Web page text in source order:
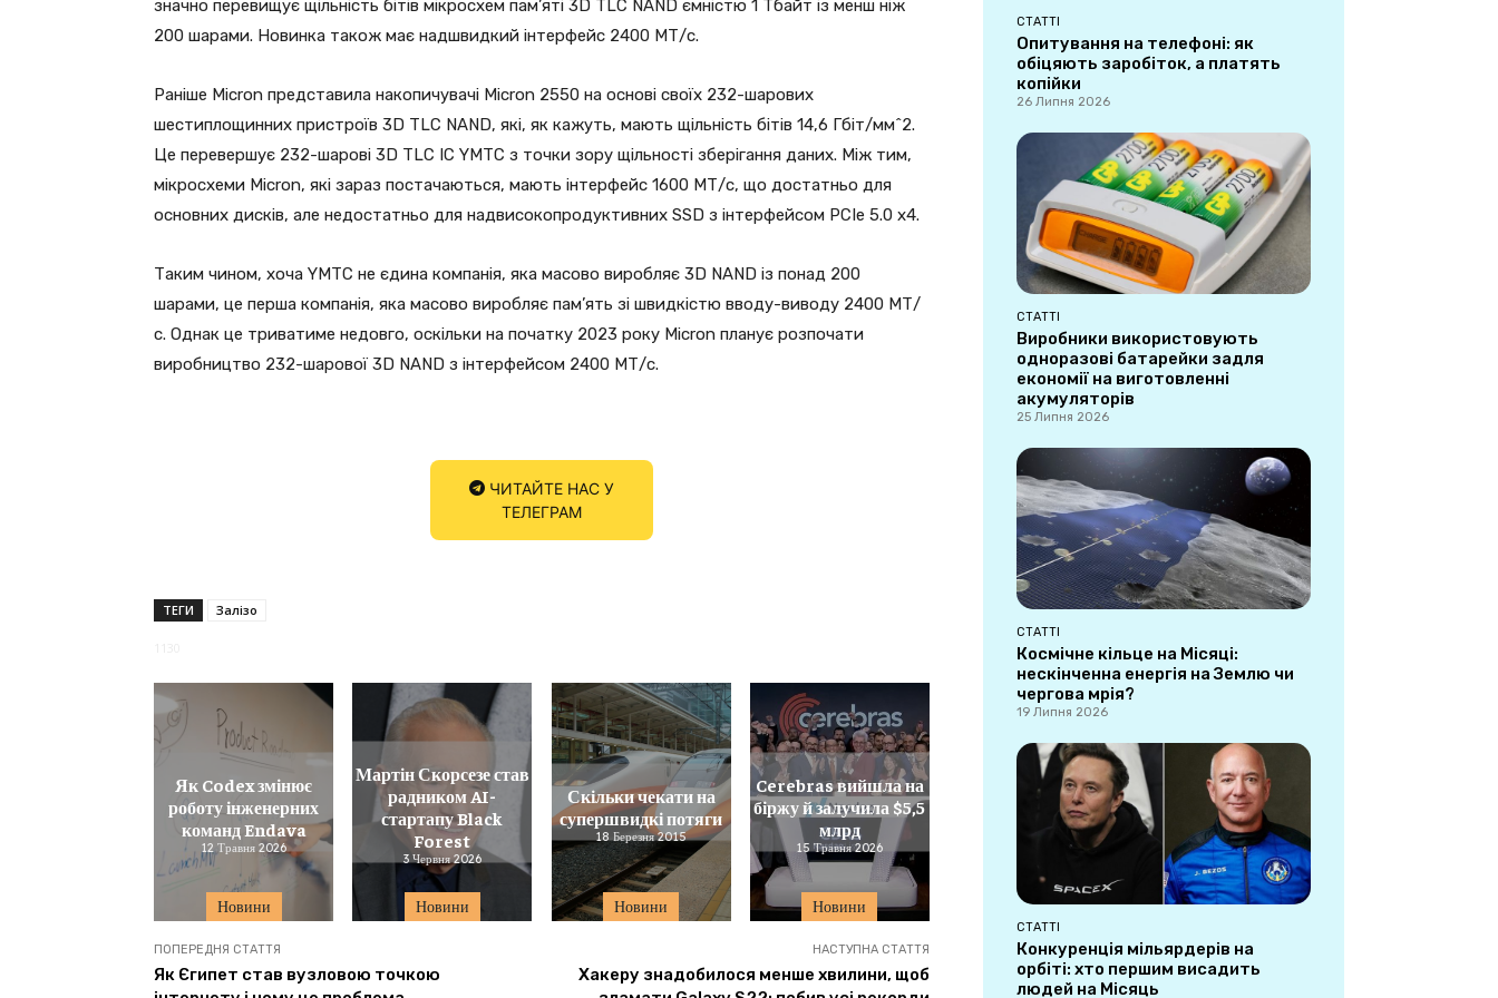
значно перевищує щільність бітів мікросхем пам’яті 3D TLC NAND ємністю 1 Тбайт із менш ніж
200 шарами. Новинка також має надшвидкий інтерфейс 2400 МТ/с.
Раніше Micron представила накопичувачі Micron 2550 на основі своїх 232-шарових
шестиплощинних пристроїв 3D TLC NAND, які, як кажуть, мають щільність бітів 14,6 Гбіт/мм^2.
Це перевершує 232-шарові 3D TLC IC YMTC з точки зору щільності зберігання даних. Між тим,
мікросхеми Micron, які зараз постачаються, мають інтерфейс 1600 МТ/с, що достатньо для
основних дисків, але недостатньо для надвисокопродуктивних SSD з інтерфейсом PCIe 5.0 x4.
Таким чином, хоча YMTC не єдина компанія, яка масово виробляє 3D NAND із понад 200
шарами, це перша компанія, яка масово виробляє пам’ять зі швидкістю вводу-виводу 2400 МТ/
с. Однак це триватиме недовго, оскільки на початку 2023 року Micron планує розпочати
виробництво 232-шарової 3D NAND з інтерфейсом 2400 МТ/с.
ЧИТАЙТЕ НАС У
ТЕЛЕГРАМ
ТЕГИ Залізо
Новини
Як Codex змінює
роботу інженерних
команд Endava
12 Травня 2026
Новини
Мартін Скорсезе став
радником AI-
стартапу Black
Forest
3 Червня 2026
Новини
Скільки чекати на
супершвидкі потяги
18 Березня 2015
Новини
Cerebras вийшла на
біржу й залучила $5,5
млрд
15 Травня 2026
ПОПЕРЕДНЯ СТАТТЯ
Як Єгипет став вузловою точкою
НАСТУПНА СТАТТЯ
Хакеру знадобилося менше хвилини, щоб
СТАТТІ
Опитування на телефоні: як
обіцяють заробіток, а платять
копійки
26 Липня 2026
СТАТТІ
Виробники використовують
одноразові батарейки задля
економії на виготовленні
акумуляторів
25 Липня 2026
СТАТТІ
Космічне кільце на Місяці:
нескінченна енергія на Землю чи
чергова мрія?
19 Липня 2026
СТАТТІ
Конкуренція мільярдерів на
орбіті: хто першим висадить
людей на Місяць